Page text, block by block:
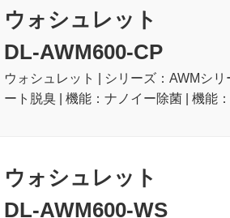
ウォシュレット
DL-AWM600-CP
ウォシュレット | シリーズ：AWMシ
ート脱臭 | 機能：ナノイー除菌 | 機能
ウォシュレット
DL-AWM600-WS